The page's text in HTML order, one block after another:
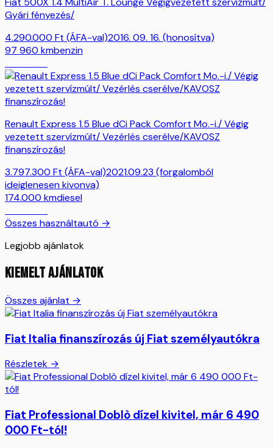
Gyári fényezés/
4.290.000 Ft (ÁFA-val)2016. 09. 16. (honosítva)
97 960 kmbenzin
Renault Express 1.5 Blue dCi Pack Comfort Mo.-i./ Végig
vezetett szervízmúlt/ Vezérlés cserélve/KAVOSZ
finanszírozás!
3.797.300 Ft (ÁFA-val)2021.09.23 (forgalomból
ideiglenesen kivonva)
174.000 kmdiesel
Összes használtautó →
Legjobb ajánlatok
KIEMELT AJÁNLATOK
Összes ajánlat →
Fiat Italia finanszírozás új Fiat személyautókra
Részletek →
Fiat Professional Doblò dízel kivitel, már 6 490
000 Ft-tól!